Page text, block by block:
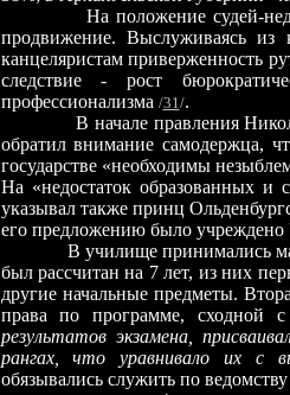
На положение судей-
продвижение. Выслуживаясь из
канцеляристам приверженность
следствие - рост
профессионализма /31/.
В начале правления Николая,
обратил внимание самодержца,
государстве «необходимы
На «недостаток образованных и
указывал также принц
его предложению было
В училище принимались
был рассчитан на 7 лет, из них
другие начальные предметы.
права по программе, сходной
результатов экзамена,
рангах, что уравнивало их с
обязывались служить по